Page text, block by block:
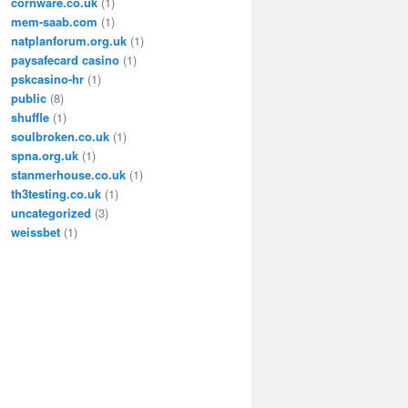
mem-saab.com (1)
natplanforum.org.uk (1)
paysafecard casino (1)
pskcasino-hr (1)
public (8)
shuffle (1)
soulbroken.co.uk (1)
spna.org.uk (1)
stanmerhouse.co.uk (1)
th3testing.co.uk (1)
uncategorized (3)
weissbet (1)